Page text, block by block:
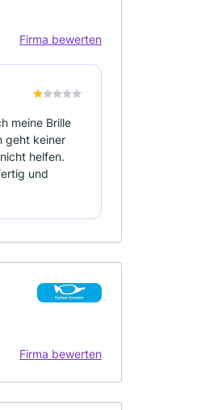
Firma bewerten
meine Brille
geht keiner
helfen.
und
Firma bewerten